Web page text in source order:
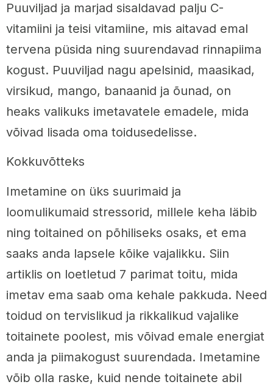
Puuviljad ja marjad sisaldavad palju C-
vitamiini ja teisi vitamiine, mis aitavad emal
tervena püsida ning suurendavad rinnapiima
kogust. Puuviljad nagu apelsinid, maasikad,
virsikud, mango, banaanid ja õunad, on
heaks valikuks imetavatele emadele, mida
võivad lisada oma toidusedelisse.
Kokkuvõtteks
Imetamine on üks suurimaid ja
loomulikumaid stressorid, millele keha läbib
ning toitained on põhiliseks osaks, et ema
saaks anda lapsele kõike vajalikku. Siin
artiklis on loetletud 7 parimat toitu, mida
imetav ema saab oma kehale pakkuda. Need
toidud on tervislikud ja rikkalikud vajalike
toitainete poolest, mis võivad emale energiat
anda ja piimakogust suurendada. Imetamine
võib olla raske, kuid nende toitainete abil